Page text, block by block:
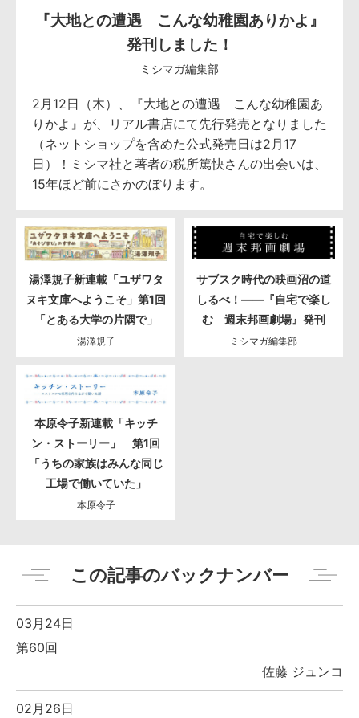
『大地との遭遇 こんな幼稚園ありかよ』
発刊しました！
ミシマガ編集部
2月12日（木）、『大地との遭遇 こんな幼稚園あ
りかよ』が、リアル書店にて先行発売となりました
（ネットショップを含めた公式発売日は2月17
日）！ミシマ社と著者の税所篤快さんの出会いは、
15年ほど前にさかのぼります。
湯澤規子新連載「ユザワタ
ヌキ文庫へようこそ」第1回
「とある大学の片隅で」
湯澤規子
サブスク時代の映画沼の道
しるべ！――『自宅で楽し
む 週末邦画劇場』発刊
ミシマガ編集部
本原令子新連載「キッチ
ン・ストーリー」 第1回
「うちの家族はみんな同じ
工場で働いていた」
本原令子
この記事のバックナンバー
03月24日
第60回
佐藤 ジュンコ
02月26日